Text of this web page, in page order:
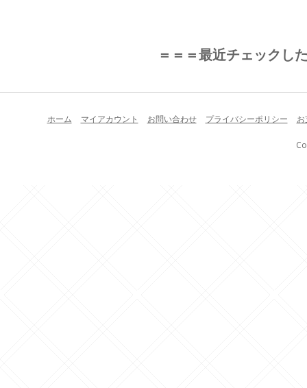
＝＝＝最近チェックし
ホーム マイアカウント お問い合わせ プライバシーポリシー